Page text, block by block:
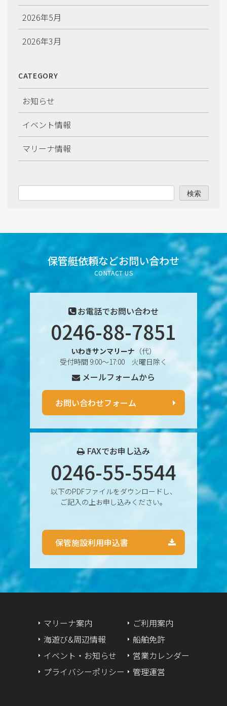
2026年5月
2026年3月
2026年1月
2025年12月
2025年11月
2025年10月
2025年9月
2025年7月
2025年6月
2025年5月
2025年3月
2024年12月
2024年9月
2024年8月
2024年7月
2024年6月
2024年5月
2024年4月
2024年2月
CATEGORY
お知らせ
イベント情報
マリーナ情報
検索
保管艇依頼などお問い合わせ
CONTACT US
お電話でお問い合わせ
0246-88-7851
いわきサンマリーナ （代）
受付時間 9:00〜17:00 火曜日除く
メールフォームから
お問い合わせフォーム
FAXでお申し込み
0246-55-5544
以下のPDFファイルをダウンロードし、
ご記入の上お申し込みください。
保管施設利用申込書
マリーナ案内
海遊び&周辺情報
イベント・お知らせ
プライバシーポリシー
ご利用案内
船舶免許
営業カレンダー
管理運営